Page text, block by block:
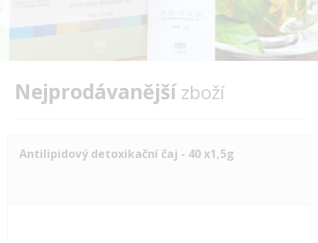
Nejprodávanějšízboží
Antilipidový detoxikační čaj - 40 x1,5g